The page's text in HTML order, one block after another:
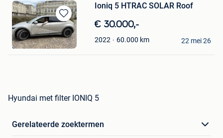
Bewaren
in
Mijn
Favorieten
Ioniq 5 HTRAC SOLAR Roof
€ 30.000,-
2022 60.000 km
lefevre quentin
Sint-Genesius-Rode
22 mei 26
Hyundai met filter IONIQ 5
Gerelateerde zoektermen